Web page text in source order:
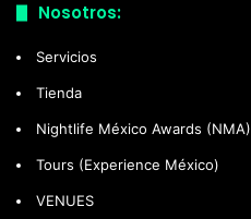
Nosotros:
Servicios
Tienda
Nightlife México Awards (NMA)
Tours (Experience México)
VENUES